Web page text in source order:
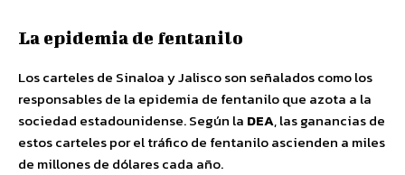
La epidemia de fentanilo
Los carteles de Sinaloa y Jalisco son señalados como los
responsables de la epidemia de fentanilo que azota a la
sociedad estadounidense. Según la DEA, las ganancias de
estos carteles por el tráfico de fentanilo ascienden a miles
de millones de dólares cada año.